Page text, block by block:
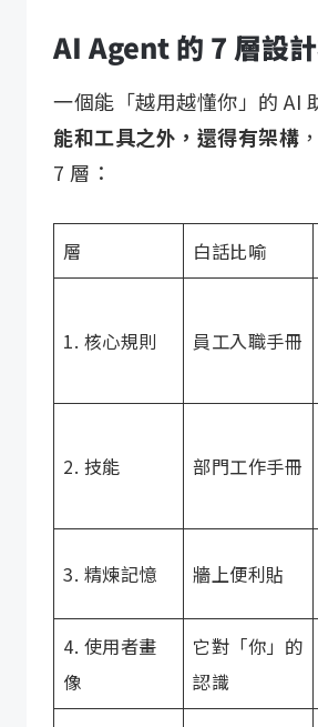
AI Agent 的 7 層設
一個能「越用越懂你」的 AI
能和工具之外，還得有架構
7 層：
層 白話比喻
1. 核心規則 員工入職手冊
2. 技能 部門工作手冊
3. 精煉記憶 牆上便利貼
4. 使用者畫
像
它對「你」的
認識